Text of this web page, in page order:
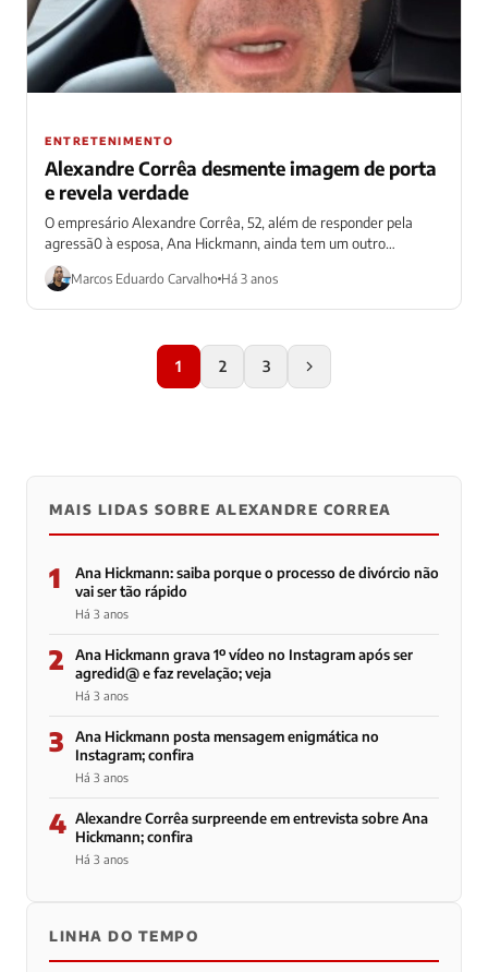
ENTRETENIMENTO
Alexandre Corrêa desmente imagem de porta
e revela verdade
O empresário Alexandre Corrêa, 52, além de responder pela
agressã0 à esposa, Ana Hickmann, ainda tem um outro
problema. Neste caso, são...
Marcos Eduardo Carvalho Há 3 anos
1 2 3
MAIS LIDAS SOBRE ALEXANDRE CORREA
1
Ana Hickmann: saiba porque o processo de divórcio não
vai ser tão rápido
Há 3 anos
2
Ana Hickmann grava 1º vídeo no Instagram após ser
agredid@ e faz revelação; veja
Há 3 anos
3
Ana Hickmann posta mensagem enigmática no
Instagram; confira
Há 3 anos
4 Alexandre Corrêa surpreende em entrevista sobre Ana
Hickmann; confira
Há 3 anos
LINHA DO TEMPO